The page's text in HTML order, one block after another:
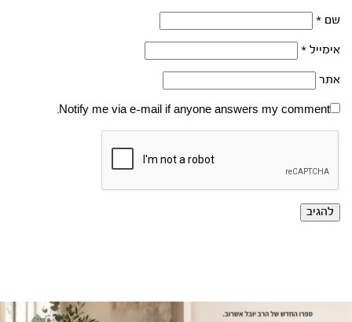
שם *
אימייל *
אתר
Notify me via e-mail if anyone answers my comment.